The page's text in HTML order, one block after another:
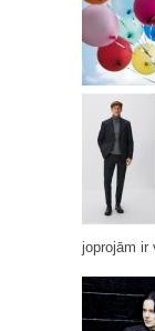
joprojām ir